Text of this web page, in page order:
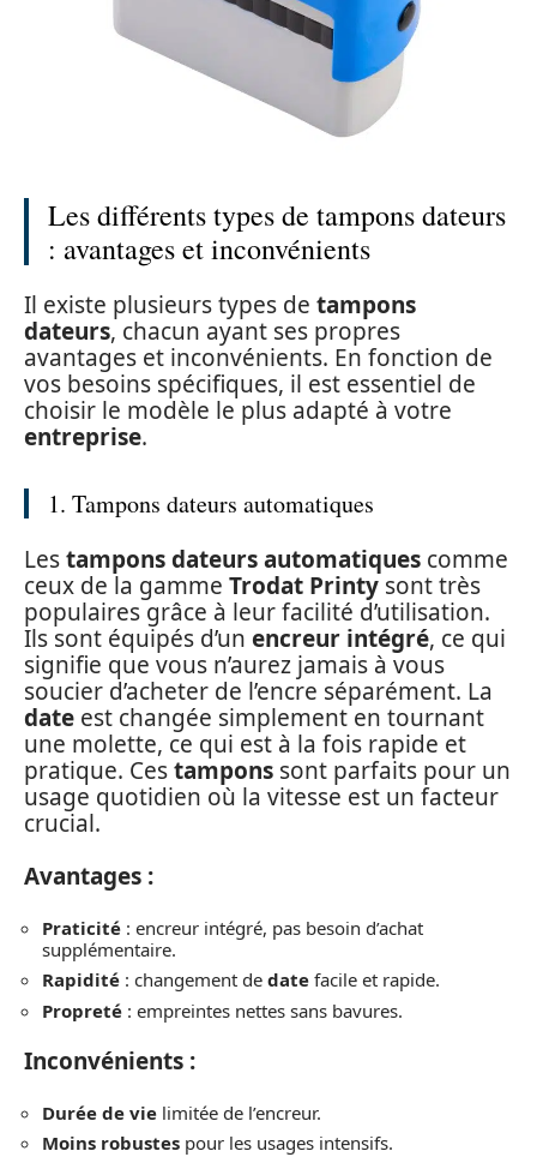
Les différents types de tampons dateurs
: avantages et inconvénients
Il existe plusieurs types de tampons
dateurs, chacun ayant ses propres
avantages et inconvénients. En fonction de
vos besoins spécifiques, il est essentiel de
choisir le modèle le plus adapté à votre
entreprise.
1. Tampons dateurs automatiques
Lestampons dateurs automatiques comme
ceux de la gamme Trodat Printy sont très
populaires grâce à leur facilité d’utilisation.
Ils sont équipés d’un encreur intégré, ce qui
signifie que vous n’aurez jamais à vous
soucier d’acheter de l’encre séparément. La
date est changée simplement en tournant
une molette, ce qui est à la fois rapide et
pratique. Cestampons sont parfaits pour un
usage quotidien où la vitesse est un facteur
crucial.
Avantages :
Praticité : encreur intégré, pas besoin d’achat
supplémentaire.
Rapidité : changement de date facile et rapide.
Propreté : empreintes nettes sans bavures.
Inconvénients :
Durée de vie limitée de l’encreur.
Moins robustes pour les usages intensifs.